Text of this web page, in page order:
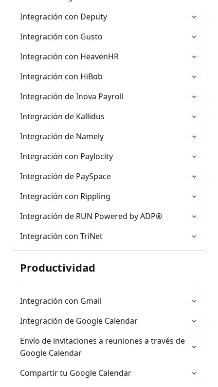
Integración con Deputy
Integración con Gusto
Integración con HeavenHR
Integración con HiBob
Integración de Inova Payroll
Integración de Kallidus
Integración de Namely
Integración con Paylocity
Integración de PaySpace
Integración con Rippling
Integración de RUN Powered by ADP®
Integración con TriNet
Productividad
Integración con Gmail
Integración de Google Calendar
Envío de invitaciones a reuniones a través de
Google Calendar
Compartir tu Google Calendar